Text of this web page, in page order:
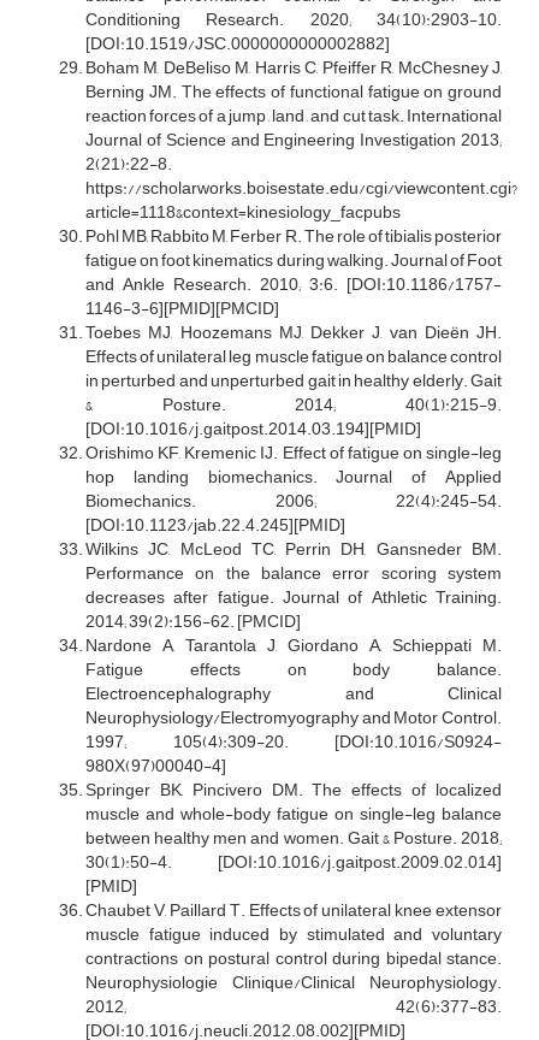
Conditioning Research. 2020; 34(10):2903-10.
[DOI:10.1519/JSC.0000000000002882]
Boham M, DeBeliso M, Harris C, Pfeiffer R, McChesney J,
Berning JM. The effects of functional fatigue on ground
reaction forces of a jump , land , and cut task. International
Journal of Science and Engineering Investigation 2013;
2(21):22-8.
https://scholarworks.boisestate.edu/cgi/viewcontent.cgi?
article=1118&context=kinesiology_facpubs
Pohl MB, Rabbito M, Ferber R. The role of tibialis posterior
fatigue on foot kinematics during walking. Journal of Foot
and Ankle Research. 2010; 3:6. [DOI:10.1186/1757-
1146-3-6][PMID][PMCID]
Toebes MJ, Hoozemans MJ, Dekker J, van Dieën JH.
Effects of unilateral leg muscle fatigue on balance control
in perturbed and unperturbed gait in healthy elderly. Gait
& Posture. 2014; 40(1):215-9.
[DOI:10.1016/j.gaitpost.2014.03.194][PMID]
Orishimo KF, Kremenic IJ. Effect of fatigue on single-leg
hop landing biomechanics. Journal of Applied
Biomechanics. 2006; 22(4):245-54.
[DOI:10.1123/jab.22.4.245][PMID]
Wilkins JC, McLeod TC, Perrin DH, Gansneder BM.
Performance on the balance error scoring system
decreases after fatigue. Journal of Athletic Training.
2014; 39(2):156-62. [PMCID]
Nardone A, Tarantola J, Giordano A, Schieppati M.
Fatigue effects on body balance.
Electroencephalography and Clinical
Neurophysiology/Electromyography and Motor Control.
1997; 105(4):309-20. [DOI:10.1016/S0924-
980X(97)00040-4]
Springer BK, Pincivero DM. The effects of localized
muscle and whole-body fatigue on single-leg balance
between healthy men and women. Gait & Posture. 2018;
30(1):50-4. [DOI:10.1016/j.gaitpost.2009.02.014]
[PMID]
Chaubet V, Paillard T. Effects of unilateral knee extensor
muscle fatigue induced by stimulated and voluntary
contractions on postural control during bipedal stance.
Neurophysiologie Clinique/Clinical Neurophysiology.
2012; 42(6):377-83.
[DOI:10.1016/j.neucli.2012.08.002][PMID]